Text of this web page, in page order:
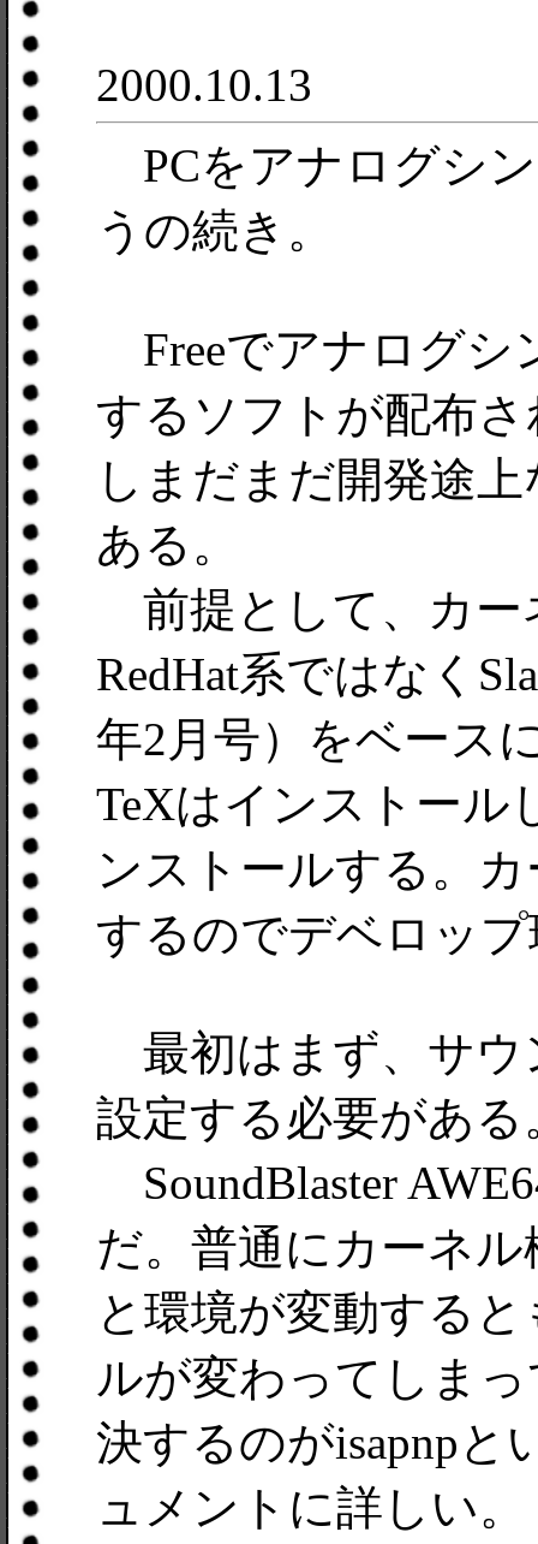
2000.10.13
PCをアナログシ
うの続き。
Freeでアナログシ
するソフトが配布
しまだまだ開発途
ある。
前提として、カー
RedHat系ではなく
年2月号）をベース
TeXはインストール
ンストールする。
するのでデベロッ
最初はまず、サウ
設定する必要がある
SoundBlaster
だ。普通にカーネ
と環境が変動する
ルが変わってしま
決するのがisapnpと
ュメントに詳しい。